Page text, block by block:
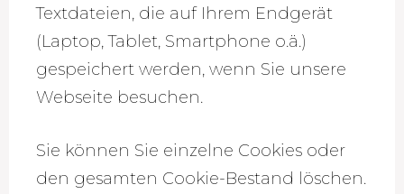
Textdateien, die auf Ihrem Endgerät
(Laptop, Tablet, Smartphone o.ä.)
gespeichert werden, wenn Sie unsere
Webseite besuchen.
Sie können Sie einzelne Cookies oder
den gesamten Cookie-Bestand löschen.